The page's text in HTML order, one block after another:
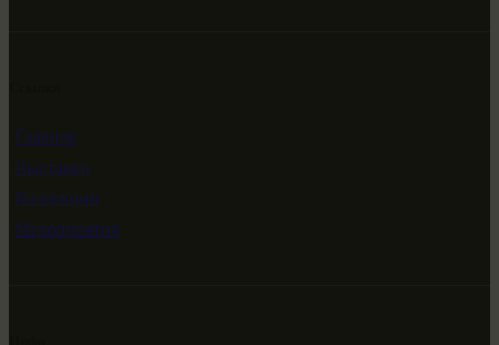
Главная
Выставки
Коллекции
Мероприятия